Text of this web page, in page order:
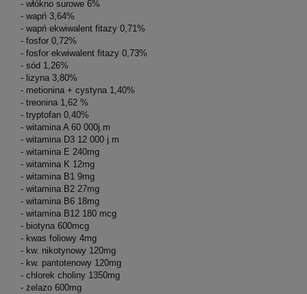
- włókno surowe 6%
- wapń 3,64%
- wapń ekwiwalent fitazy 0,71%
- fosfor 0,72%
- fosfor ekwiwalent fitazy 0,73%
- sód 1,26%
- lizyna 3,80%
- metionina + cystyna 1,40%
- treonina 1,62 %
- tryptofan 0,40%
- witamina A 60 000j.m
- witamina D3 12 000 j.m
- witamina E 240mg
- witamina K 12mg
- witamina B1 9mg
- witamina B2 27mg
- witamina B6 18mg
- witamina B12 180 mcg
- biotyna 600mcg
- kwas foliowy 4mg
- kw. nikotynowy 120mg
- kw. pantotenowy 120mg
- chlorek choliny 1350mg
- żelazo 600mg